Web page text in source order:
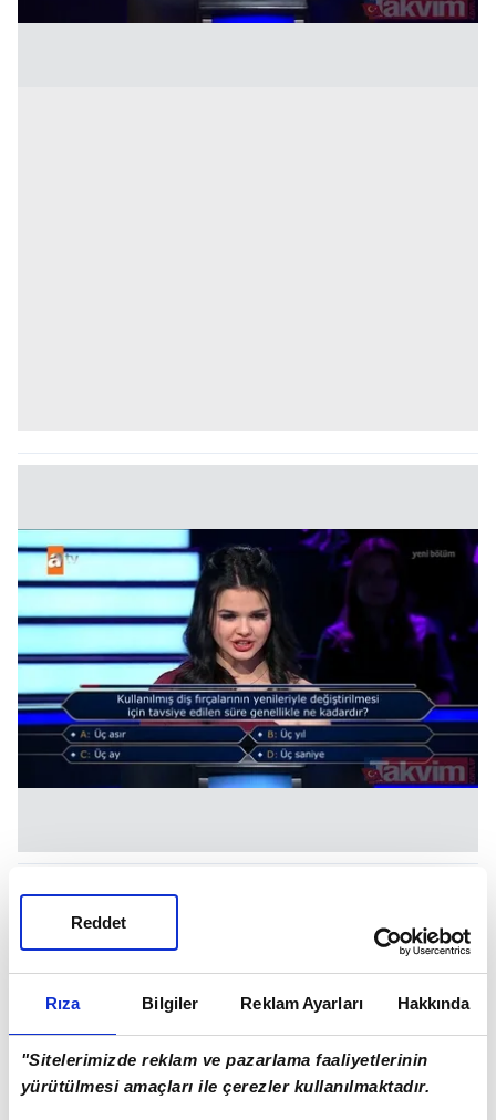
Rıza Bilgiler Reklam Ayarları Hakkında
"Sitelerimizde reklam ve pazarlama faaliyetlerinin
yürütülmesi amaçları ile çerezler kullanılmaktadır.
Reddet